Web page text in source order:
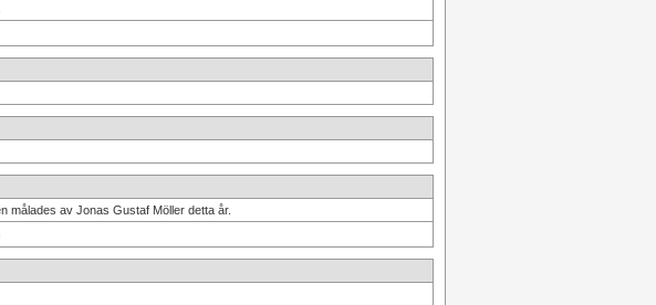
målades av Jonas Gustaf Möller detta år.